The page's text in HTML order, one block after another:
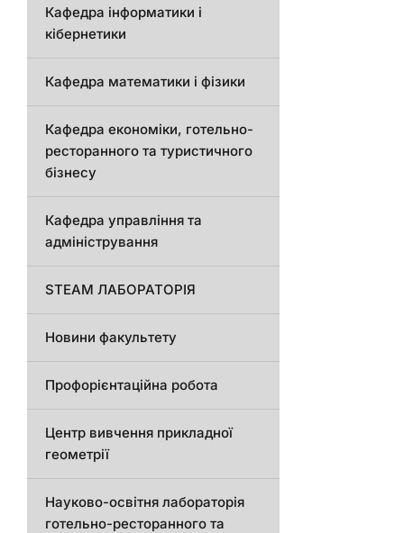
Кафедра інформатики і
кібернетики
Кафедра математики і фізики
Кафедра економіки, готельно-
ресторанного та туристичного
бізнесу
Кафедра управління та
адміністрування
STEAM ЛАБОРАТОРІЯ
Новини факультету
Профорієнтаційна робота
Центр вивчення прикладної
геометрії
Науково-освітня лабораторія
готельно-ресторанного та